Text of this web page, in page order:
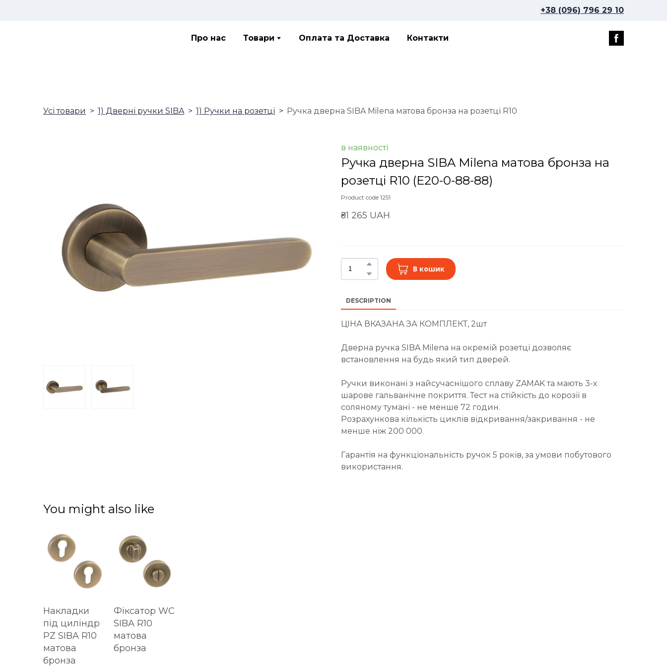
+38 (096) 796 29 10
Про нас Товари Оплата та Доставка Контакти
Усі товари 1) Дверні ручки SIBA 1) Ручки на розетці Ручка дверна SIBA Milena матова бронза на розетці R10
в наявності
Ручка дверна SIBA Milena матова бронза на
розетці R10 (E20-0-88-88)
Product code 1251
₴1 265 UAH
В кошик
DESCRIPTION
ЦІНА ВКАЗАНА ЗА КОМПЛЕКТ, 2шт
Дверна ручка SIBA Milena на окремій розетці дозволяє
встановлення на будь який тип дверей.
Ручки виконані з найсучаснішого сплаву ZAMAK та мають 3-х
шарове гальванічне покриття. Тест на стійкість до корозії в
соляному тумані - не менше 72 годин.
Розрахункова кількість циклів відкривання/закривання - не
менше ніж 200 000.
Гарантія на функціональність ручок 5 років, за умови побутового
використання.
You might also like
Накладки
під циліндр
PZ SIBA R10
матова
бронза
Фіксатор WC
SIBA R10
матова
бронза